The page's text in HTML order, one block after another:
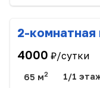
2-комнатная
4000 ₽/сутки
65 м2 1/1